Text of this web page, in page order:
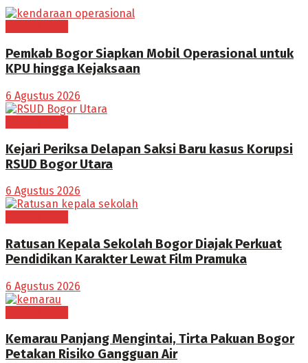
Pemkab Bogor Siapkan Mobil Operasional untuk
KPU hingga Kejaksaan
6 Agustus 2026
Kejari Periksa Delapan Saksi Baru kasus Korupsi
RSUD Bogor Utara
6 Agustus 2026
Ratusan Kepala Sekolah Bogor Diajak Perkuat
Pendidikan Karakter Lewat Film Pramuka
6 Agustus 2026
Kemarau Panjang Mengintai, Tirta Pakuan Bogor
Petakan Risiko Gangguan Air